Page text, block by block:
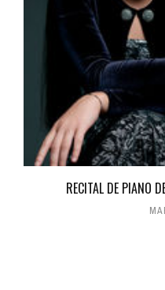
RECITAL DE PIANO